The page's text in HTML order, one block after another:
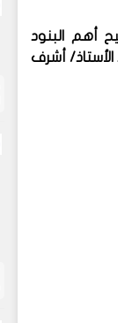
أهم البنود
الأستاذ/ أشرف